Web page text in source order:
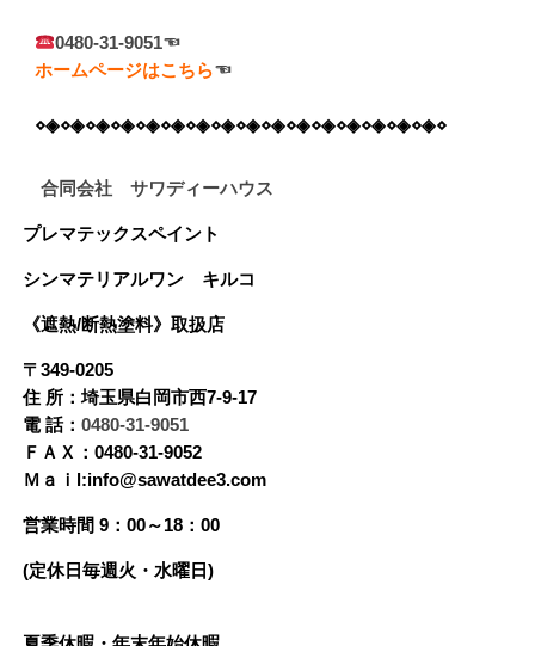
0480-31-9051☜
ホームページはこちら☜
⋄◈⋄◈⋄◈⋄◈⋄◈⋄◈⋄◈⋄◈⋄◈⋄◈⋄◈⋄◈⋄◈⋄◈⋄◈⋄◈⋄
合同会社 サワディーハウス
プレマテックスペイント
シンマテリアルワン キルコ
《遮熱/断熱塗料》 取扱店
〒349-0205
住 所：埼玉県白岡市西7-9-17
電 話： 0480-31-9051
ＦＡＸ：0480-31-9052
Ｍａｉl:info@sawatdee3.com
営業時間 9：00～18：00
(定休日毎週火・水曜日)